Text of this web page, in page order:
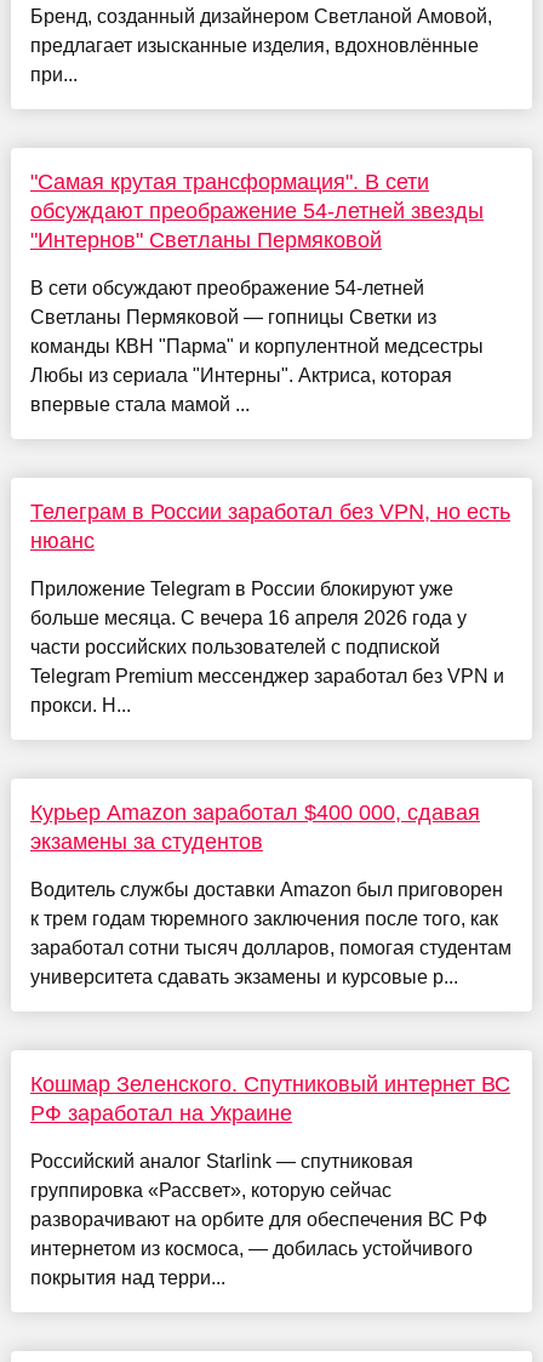
Бренд, созданный дизайнером Светланой Амовой,
предлагает изысканные изделия, вдохновлённые
при...
"Самая крутая трансформация". В сети
обсуждают преображение 54-летней звезды
"Интернов" Светланы Пермяковой
В сети обсуждают преображение 54-летней
Светланы Пермяковой — гопницы Светки из
команды КВН "Парма" и корпулентной медсестры
Любы из сериала "Интерны". Актриса, которая
впервые стала мамой ...
Телеграм в России заработал без VPN, но есть
нюанс
Приложение Telegram в России блокируют уже
больше месяца. С вечера 16 апреля 2026 года у
части российских пользователей с подпиской
Telegram Premium мессенджер заработал без VPN и
прокси. Н...
Курьер Amazon заработал $400 000, сдавая
экзамены за студентов
Водитель службы доставки Amazon был приговорен
к трем годам тюремного заключения после того, как
заработал сотни тысяч долларов, помогая студентам
университета сдавать экзамены и курсовые р...
Кошмар Зеленского. Спутниковый интернет ВС
РФ заработал на Украине
Российский аналог Starlink — спутниковая
группировка «Рассвет», которую сейчас
разворачивают на орбите для обеспечения ВС РФ
интернетом из космоса, — добилась устойчивого
покрытия над терри...